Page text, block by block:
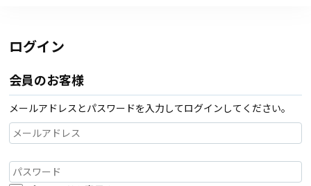
ログイン
会員のお客様
メールアドレスとパスワードを入力してログインしてください。